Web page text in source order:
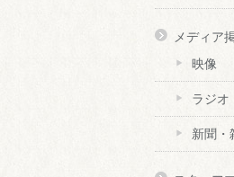
メディア
映像
ラジオ
新聞・